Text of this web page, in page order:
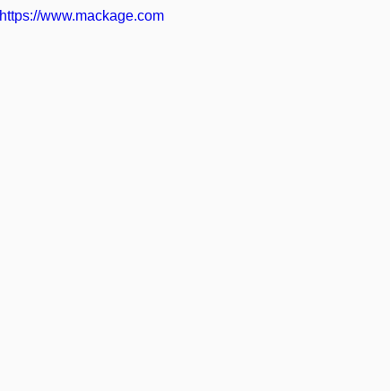
https://www.mackage.com